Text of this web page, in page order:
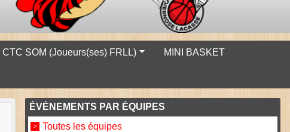
CTC SOM (Joueurs(ses) FRLL) MINI BASKET
ÉVÉNEMENTS PAR ÉQUIPES
Toutes les équipes